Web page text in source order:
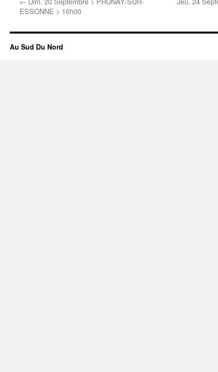
ESSONNE > 16h00
Au Sud Du Nord